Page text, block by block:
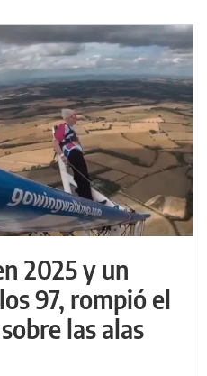
2025 y un
97, rompió el
las alas